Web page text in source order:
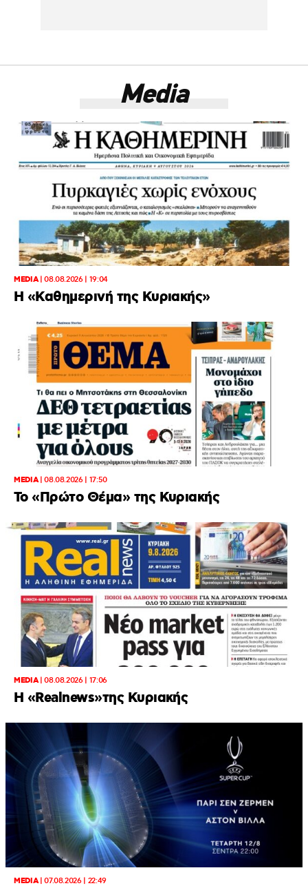
Media
MEDIA|08.08.2026 | 19:04
H «Καθημερινή της Κυριακής»
MEDIA|08.08.2026 | 17:50
Το «Πρώτο Θέμα» της Κυριακής
MEDIA|08.08.2026 | 17:06
Η «Realnews»της Κυριακής
MEDIA|07.08.2026 | 22:49